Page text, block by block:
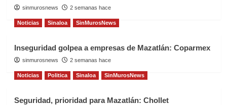
sinmurosnews 2 semanas hace
Noticias Sinaloa SinMurosNews
Inseguridad golpea a empresas de Mazatlán: Coparmex
sinmurosnews 2 semanas hace
Noticias Politica Sinaloa SinMurosNews
Seguridad, prioridad para Mazatlán: Chollet